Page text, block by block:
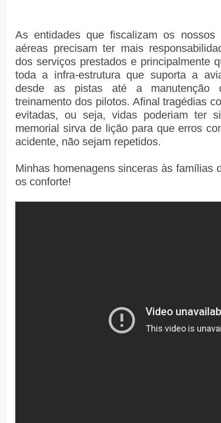
As entidades que fiscalizam os
aéreas precisam ter mais
dos serviços prestados e principalmente
toda a infra-estrutura que suporta a
desde as pistas até a manutenção
treinamento dos pilotos. Afinal tragédias
evitadas, ou seja, vidas poderiam ter
memorial sirva de lição para que erros
acidente, não sejam repetidos.
Minhas homenagens sinceras às famílias
os conforte!